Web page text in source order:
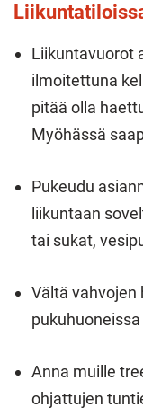
Liikuntavuorot
ilmoitettuna
pitää olla
Myöhässä
Pukeudu
liikuntaan
tai sukat,
Vältä vahvojen
Anna muille
ohjattujen